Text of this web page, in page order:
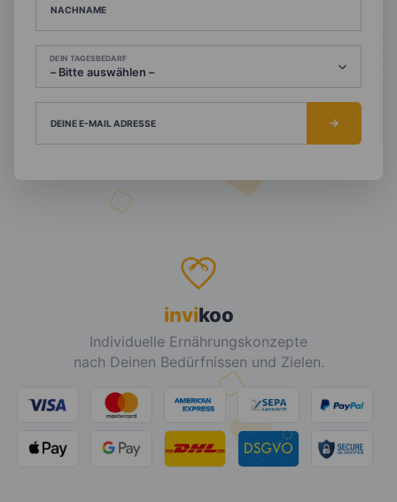
NACHNAME
DEIN TAGESBEDARF
DEINE E-MAIL ADRESSE
invikoo
Individuelle Ernährungskonzepte
nach Deinen Bedürfnissen und Zielen.